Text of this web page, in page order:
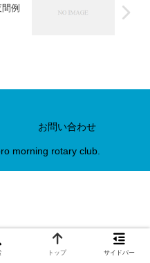
例
お問い合わせ
morning rotary club.
トップ サイドバー